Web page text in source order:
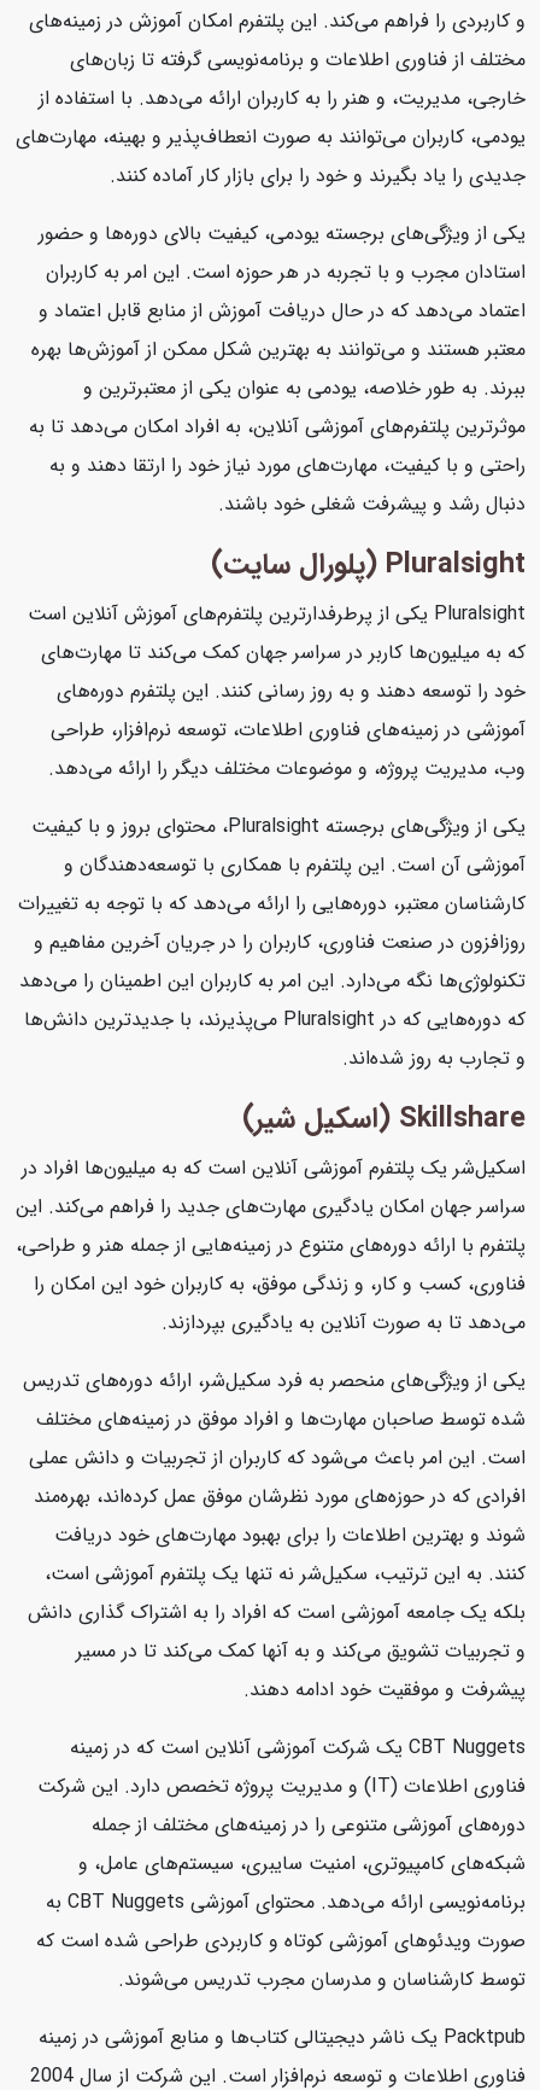
و کاربردی را فراهم می‌کند. این پلتفرم امکان آموزش در زمینه‌های
مختلف از فناوری اطلاعات و برنامه‌نویسی گرفته تا زبان‌های
خارجی، مدیریت، و هنر را به کاربران ارائه می‌دهد. با استفاده از
یودمی، کاربران می‌توانند به صورت انعطاف‌پذیر و بهینه، مهارت‌های
جدیدی را یاد بگیرند و خود را برای بازار کار آماده کنند.
یکی از ویژگی‌های برجسته یودمی، کیفیت بالای دوره‌ها و حضور
استادان مجرب و با تجربه در هر حوزه است. این امر به کاربران
اعتماد می‌دهد که در حال دریافت آموزش از منابع قابل اعتماد و
معتبر هستند و می‌توانند به بهترین شکل ممکن از آموزش‌ها بهره
ببرند. به طور خلاصه، یودمی به عنوان یکی از معتبرترین و
موثرترین پلتفرم‌های آموزشی آنلاین، به افراد امکان می‌دهد تا به
راحتی و با کیفیت، مهارت‌های مورد نیاز خود را ارتقا دهند و به
دنبال رشد و پیشرفت شغلی خود باشند.
Pluralsight (پلورال سایت)
Pluralsight یکی از پرطرفدارترین پلتفرم‌های آموزش آنلاین است
که به میلیون‌ها کاربر در سراسر جهان کمک می‌کند تا مهارت‌های
خود را توسعه دهند و به روز رسانی کنند. این پلتفرم دوره‌های
آموزشی در زمینه‌های فناوری اطلاعات، توسعه نرم‌افزار، طراحی
وب، مدیریت پروژه، و موضوعات مختلف دیگر را ارائه می‌دهد.
یکی از ویژگی‌های برجسته Pluralsight، محتوای بروز و با کیفیت
آموزشی آن است. این پلتفرم با همکاری با توسعه‌دهندگان و
کارشناسان معتبر، دوره‌هایی را ارائه می‌دهد که با توجه به تغییرات
روزافزون در صنعت فناوری، کاربران را در جریان آخرین مفاهیم و
تکنولوژی‌ها نگه می‌دارد. این امر به کاربران این اطمینان را می‌دهد
که دوره‌هایی که در Pluralsight می‌پذیرند، با جدیدترین دانش‌ها
و تجارب به روز شده‌اند.
Skillshare (اسکیل شیر)
اسکیل‌شر یک پلتفرم آموزشی آنلاین است که به میلیون‌ها افراد در
سراسر جهان امکان یادگیری مهارت‌های جدید را فراهم می‌کند. این
پلتفرم با ارائه دوره‌های متنوع در زمینه‌هایی از جمله هنر و طراحی،
فناوری، کسب و کار، و زندگی موفق، به کاربران خود این امکان را
می‌دهد تا به صورت آنلاین به یادگیری بپردازند.
یکی از ویژگی‌های منحصر به فرد سکیل‌شر، ارائه دوره‌های تدریس
شده توسط صاحبان مهارت‌ها و افراد موفق در زمینه‌های مختلف
است. این امر باعث می‌شود که کاربران از تجربیات و دانش عملی
افرادی که در حوزه‌های مورد نظرشان موفق عمل کرده‌اند، بهره‌مند
شوند و بهترین اطلاعات را برای بهبود مهارت‌های خود دریافت
کنند. به این ترتیب، سکیل‌شر نه تنها یک پلتفرم آموزشی است،
بلکه یک جامعه آموزشی است که افراد را به اشتراک گذاری دانش
و تجربیات تشویق می‌کند و به آنها کمک می‌کند تا در مسیر
پیشرفت و موفقیت خود ادامه دهند.
CBT Nuggets یک شرکت آموزشی آنلاین است که در زمینه
فناوری اطلاعات (IT) و مدیریت پروژه تخصص دارد. این شرکت
دوره‌های آموزشی متنوعی را در زمینه‌های مختلف از جمله
شبکه‌های کامپیوتری، امنیت سایبری، سیستم‌های عامل، و
برنامه‌نویسی ارائه می‌دهد. محتوای آموزشی CBT Nuggets به
صورت ویدئوهای آموزشی کوتاه و کاربردی طراحی شده است که
توسط کارشناسان و مدرسان مجرب تدریس می‌شوند.
Packtpub یک ناشر دیجیتالی کتاب‌ها و منابع آموزشی در زمینه
فناوری اطلاعات و توسعه نرم‌افزار است. این شرکت از سال 2004